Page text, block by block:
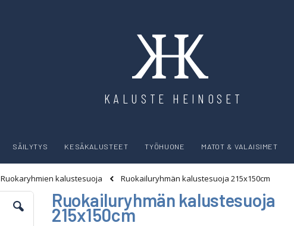
KALUSTE HEINOSET
SÄILYTYS KESÄKALUSTEET TYÖHUONE MATOT & VALAISIMET
Ruokaryhmien kalustesuoja
Ruokailuryhmän kalustesuoja 215x150cm
Ruokailuryhmän kalustesuoja
215x150cm